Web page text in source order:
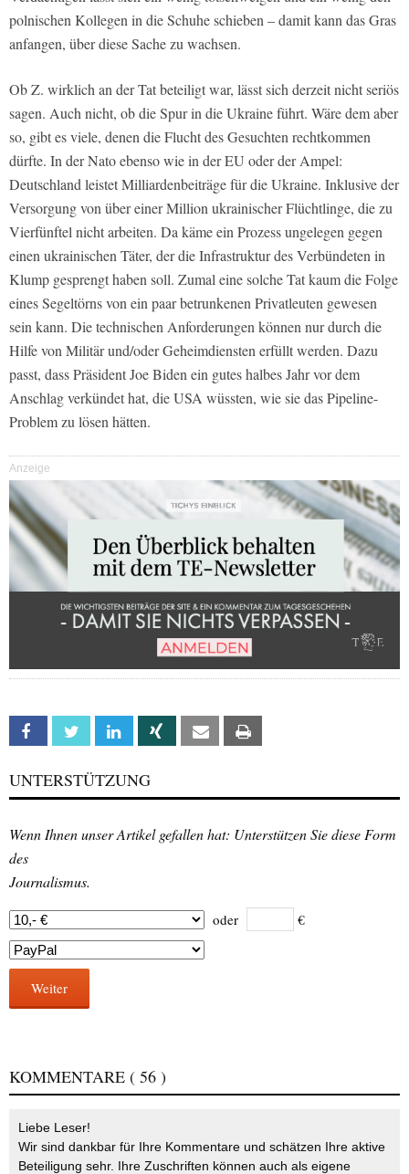
polnischen Kollegen in die Schuhe schieben – damit kann das Gras
anfangen, über diese Sache zu wachsen.
Ob Z. wirklich an der Tat beteiligt war, lässt sich derzeit nicht seriös
sagen. Auch nicht, ob die Spur in die Ukraine führt. Wäre dem aber
so, gibt es viele, denen die Flucht des Gesuchten rechtkommen
dürfte. In der Nato ebenso wie in der EU oder der Ampel:
Deutschland leistet Milliardenbeiträge für die Ukraine. Inklusive der
Versorgung von über einer Million ukrainischer Flüchtlinge, die zu
Vierfünftel nicht arbeiten. Da käme ein Prozess ungelegen gegen
einen ukrainischen Täter, der die Infrastruktur des Verbündeten in
Klump gesprengt haben soll. Zumal eine solche Tat kaum die Folge
eines Segeltörns von ein paar betrunkenen Privatleuten gewesen
sein kann. Die technischen Anforderungen können nur durch die
Hilfe von Militär und/oder Geheimdiensten erfüllt werden. Dazu
passt, dass Präsident Joe Biden ein gutes halbes Jahr vor dem
Anschlag verkündet hat, die USA wüssten, wie sie das Pipeline-
Problem zu lösen hätten.
Anzeige
Facebook Twitter Linkedin Xing Email
UNTERSTÜTZUNG
Wenn Ihnen unser Artikel gefallen hat: Unterstützen Sie diese Form
des
Journalismus.
oder €
Weiter
KOMMENTARE ( 56 )
Liebe Leser!
Wir sind dankbar für Ihre Kommentare und schätzen Ihre aktive
Beteiligung sehr. Ihre Zuschriften können auch als eigene